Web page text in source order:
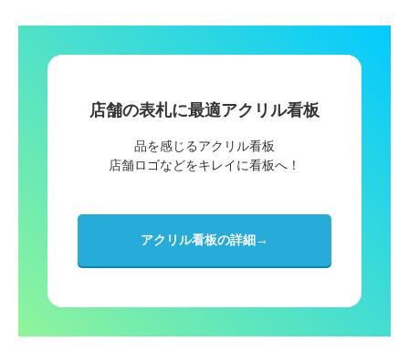
店舗の表札に最適アクリル看板
品を感じるアクリル看板
店舗ロゴなどをキレイに看板へ！
アクリル看板の詳細→